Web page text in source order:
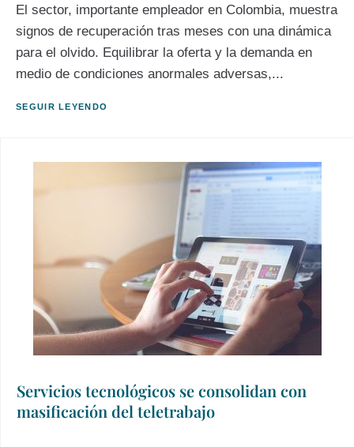
El sector, importante empleador en Colombia, muestra
signos de recuperación tras meses con una dinámica
para el olvido. Equilibrar la oferta y la demanda en
medio de condiciones anormales adversas,...
SEGUIR LEYENDO
Servicios tecnológicos se consolidan con
masificación del teletrabajo